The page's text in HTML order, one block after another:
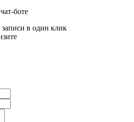
боте
в один клик